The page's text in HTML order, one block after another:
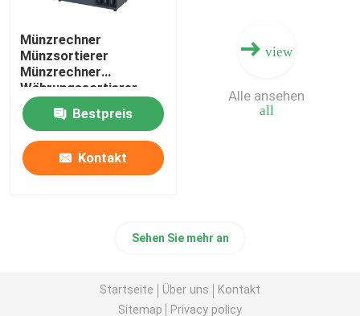
Münzrechner
Münzsortierer
Münzrechner
Währungssortierer
Bestpreis
Kontakt
view
all
Alle ansehen
Sehen Sie mehr an
Startseite Über uns
Kontakt
Sitemap
Privacy policy